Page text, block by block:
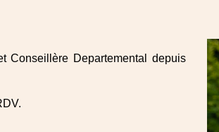
Conseillère Departemental depuis